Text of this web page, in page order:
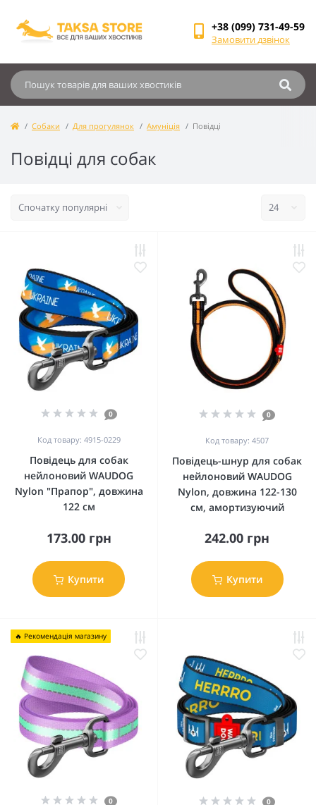
+38 (099) 731-49-59
Замовити дзвінок
Собаки Для прогулянок Амуніція Повідці
Повідці для собак
0
Код товару: 4915-0229
Повідець для собак
нейлоновий WAUDOG
Nylon "Прапор", довжина
122 см
173.00 грн
Купити
0
Код товару: 4507
Повідець-шнур для собак
нейлоновий WAUDOG
Nylon, довжина 122-130
см, амортизуючий
242.00 грн
Купити
🔥 Рекомендація магазину
0 0